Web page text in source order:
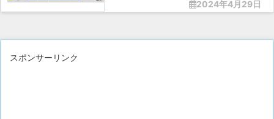
2024年4月29日
スポンサーリンク